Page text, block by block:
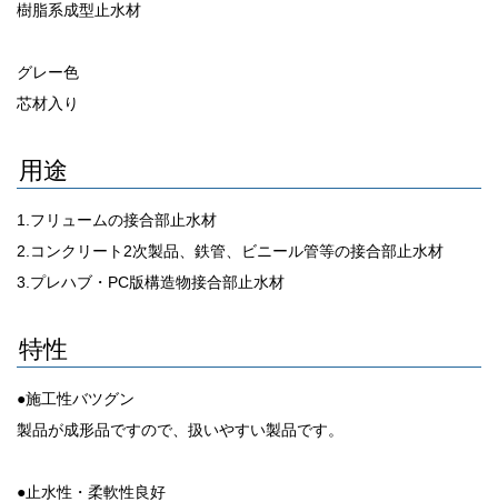
樹脂系成型止水材
グレー色
芯材入り
用途
1.フリュームの接合部止水材
2.コンクリート2次製品、鉄管、ビニール管等の接合部止水材
3.プレハブ・PC版構造物接合部止水材
特性
●施工性バツグン
製品が成形品ですので、扱いやすい製品です。
●止水性・柔軟性良好